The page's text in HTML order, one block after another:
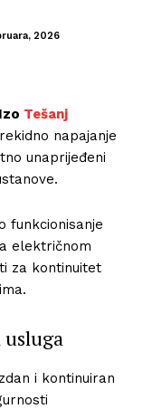
2026
Tešanj
napajanje
unaprijeđeni
funkcionisanje
električnom
za kontinuitet
i kontinuiran